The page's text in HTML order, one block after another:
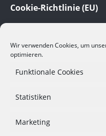
Wir verwenden Cookies, um
optimieren.
Funktionale Cookies
Statistiken
Marketing
Cookie-Richtlinie (EU)
und Auto Blog. Hier
Viele der hier